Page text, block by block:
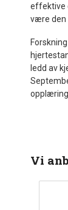
effektive
være den
ledd av
Vi